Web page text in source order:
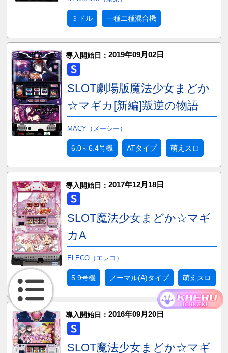
ミドル 一種二種混合機
導入開始日： 2019年09月02日
SLOT劇場版魔法少女まどか
☆マギカ[新編]叛逆の物語
MACY（メーシー）
6.0～6.4号機 ATタイプ 萌えスロ
導入開始日： 2017年12月18日
SLOT魔法少女まどか☆マギ
カA
ELECO（エレコ）
5.9号機 ノーマル(A)タイプ 萌えスロ
導入開始日： 2016年09月20日
SLOT魔法少女まどか☆マギ